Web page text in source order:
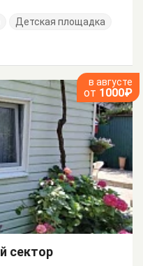
Детская площадка
в августе
от 1000₽
сектор